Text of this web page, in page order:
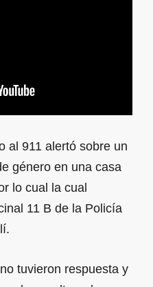
al 911 alertó sobre un
género en una casa
lo cual la cual
11 B de la Policía
tuvieron respuesta y